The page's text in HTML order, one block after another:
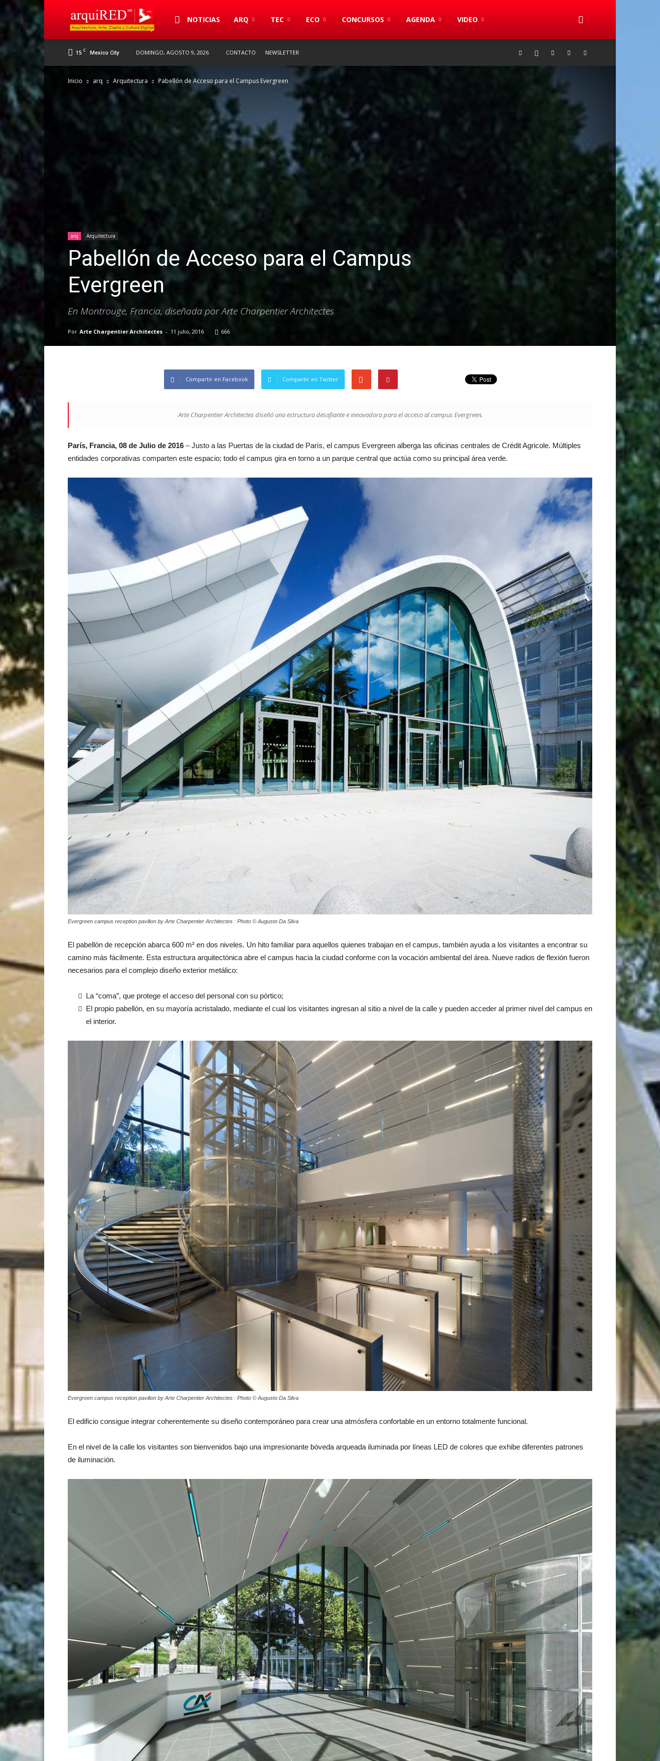
arquiREDNOTICIAS ARQ TEC ECO CONCURSOS AGENDA VIDEO
15 C Mexico City DOMINGO, AGOSTO 9, 2026 CONTACTO NEWSLETTER
Inicio arq Arquitectura Pabellón de Acceso para el Campus Evergreen
arq Arquitectura
Pabellón de Acceso para el Campus
Evergreen
En Montrouge, Francia, diseñada por Arte Charpentier Architectes
Por Arte Charpentier Architectes - 11 julio, 2016 666
Compartir en Facebook Compartir en Twitter
Arte Charpentier Architectes diseñó una estructura desafiante e innovadora para el acceso al campus Evergreen.
París, Francia, 08 de Julio de 2016 – Justo a las Puertas de la ciudad de París, el campus Evergreen alberga las oficinas centrales de Crédit Agricole. Múltiples
entidades corporativas comparten este espacio; todo el campus gira en torno a un parque central que actúa como su principal área verde.
Evergreen campus reception pavilion by Arte Charpentier Architectes : Photo © Augusto Da Silva
El pabellón de recepción abarca 600 m² en dos niveles. Un hito familiar para aquellos quienes trabajan en el campus, también ayuda a los visitantes a encontrar su
camino más fácilmente. Esta estructura arquitectónica abre el campus hacia la ciudad conforme con la vocación ambiental del área. Nueve radios de flexión fueron
necesarios para el complejo diseño exterior metálico:
La “coma”, que protege el acceso del personal con su pórtico;
El propio pabellón, en su mayoría acristalado, mediante el cual los visitantes ingresan al sitio a nivel de la calle y pueden acceder al primer nivel del campus en
el interior.
Evergreen campus reception pavilion by Arte Charpentier Architectes : Photo © Augusto Da Silva
El edificio consigue integrar coherentemente su diseño contemporáneo para crear una atmósfera confortable en un entorno totalmente funcional.
En el nivel de la calle los visitantes son bienvenidos bajo una impresionante bóveda arqueada iluminada por líneas LED de colores que exhibe diferentes patrones
de iluminación.